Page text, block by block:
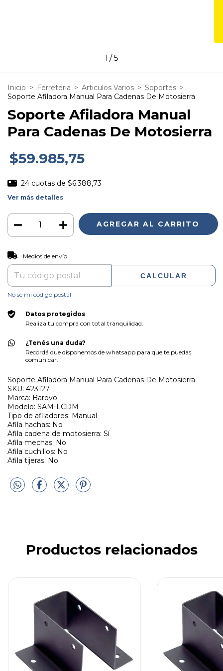
1 /5
Inicio > Ferreteria > Articulos Varios > Soportes >
Soporte Afiladora Manual Para Cadenas De Motosierra
Soporte Afiladora Manual
Para Cadenas De Motosierra
$59.985,75
24 cuotas de $6.388,73
Ver más detalles
Entregas para el CP:
Medios de envío
CALCULAR
No sé mi código postal
Datos protegidos
Realiza tu compra con total tranquilidad.
¿Tenés una duda?
Recordá que disponemos de whatsapp para que te puedas
comunicar.
Soporte Afiladora Manual Para Cadenas De Motosierra
SKU: 423127
Marca: Barovo
Modelo: SAM-LCDM
Tipo de afiladores: Manual
Afila hachas: No
Afila cadena de motosierra: Sí
Afila mechas: No
Afila cuchillos: No
Afila tijeras: No
Productos relacionados